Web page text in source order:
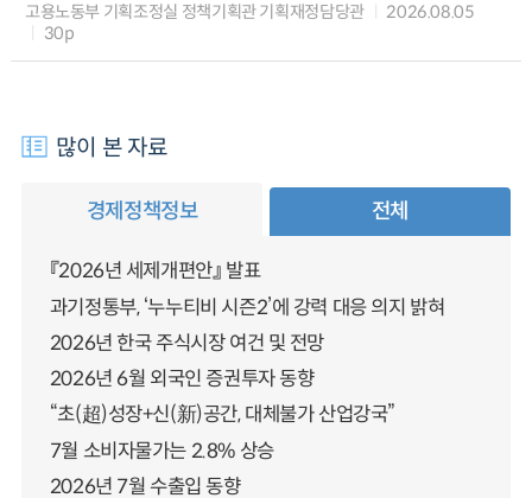
고용노동부 기획조정실 정책기획관 기획재정담당관
2026.08.05
30p
많이 본 자료
경제정책정보 전체
『2026년 세제개편안』 발표
과기정통부, ‘누누티비 시즌2’에 강력 대응 의지 밝혀
2026년 한국 주식시장 여건 및 전망
2026년 6월 외국인 증권투자 동향
“초(超)성장+신(新)공간, 대체불가 산업강국”
7월 소비자물가는 2.8% 상승
2026년 7월 수출입 동향